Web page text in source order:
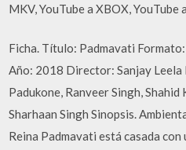
MKV, YouTube a XBOX, YouTube
Ficha. Título: Padmavati
Año: 2018 Director: Sanjay
Padukone, Ranveer Singh,
Sharhaan Singh Sinopsis.
Reina Padmavati está casada